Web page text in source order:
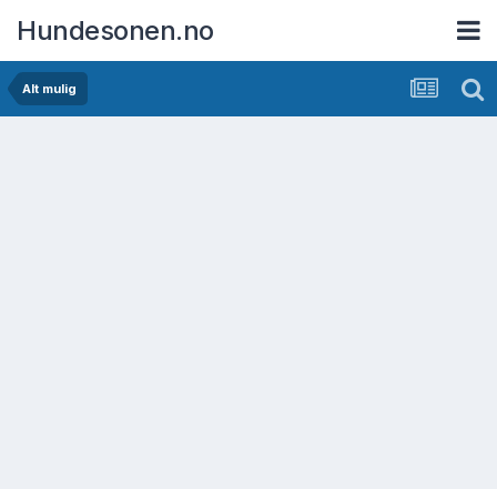
Hundesonen.no
Alt mulig